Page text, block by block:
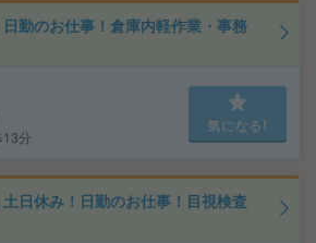
勤のお仕事！倉庫内軽作業・事務
13分
気になる!
日休み！日勤のお仕事！目視検査